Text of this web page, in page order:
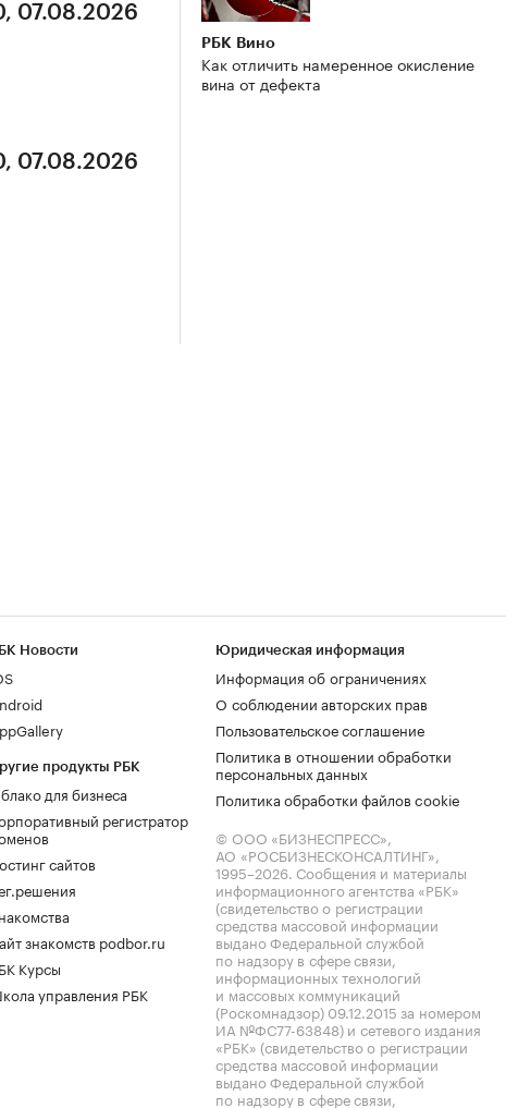
07.08.2026
07.08.2026
РБК Вино
Как отличить намеренное окисление
вина от дефекта
Новости
продукты РБК
для бизнеса
регистратор
сайтов
знакомств podbor.ru
Курсы
управления РБК
Юридическая информация
Информация об ограничениях
О соблюдении авторских прав
Пользовательское соглашение
Политика в отношении обработки
персональных данных
Политика обработки файлов cookie
© ООО «БИЗНЕСПРЕСС»,
АО «РОСБИЗНЕСКОНСАЛТИНГ»,
1995–2026. Сообщения и материалы
информационного агентства «РБК»
(свидетельство о регистрации
средства массовой информации
выдано Федеральной службой
по надзору в сфере связи,
информационных технологий
и массовых коммуникаций
(Роскомнадзор) 09.12.2015 за номером
ИА №ФС77-63848) и сетевого издания
«РБК» (свидетельство о регистрации
средства массовой информации
выдано Федеральной службой
по надзору в сфере связи,